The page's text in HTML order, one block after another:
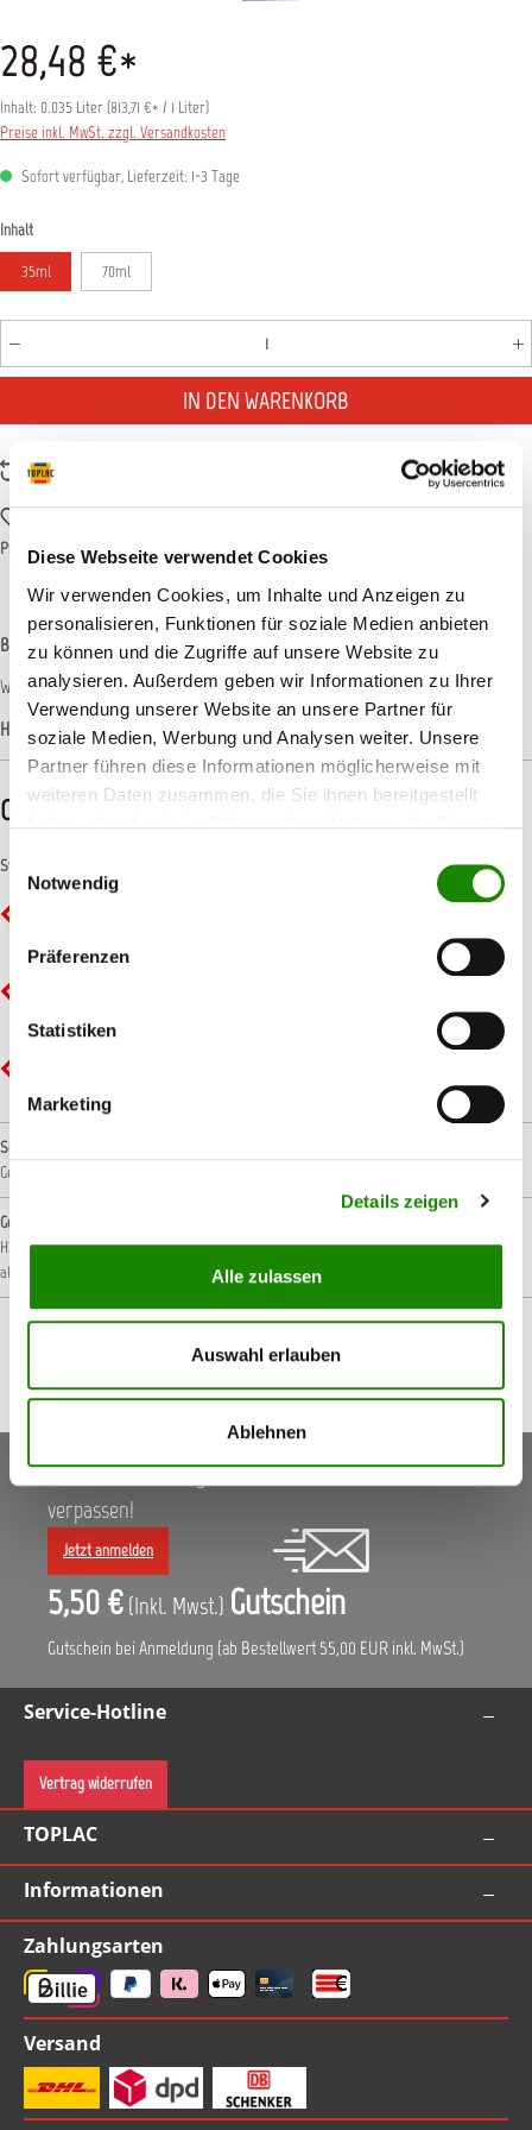
Diese Webseite verwendet Cookies
Wir verwenden Cookies, um Inhalte und Anzeigen zu
personalisieren, Funktionen für soziale Medien anbieten
zu können und die Zugriffe auf unsere Website zu
analysieren. Außerdem geben wir Informationen zu Ihrer
Verwendung unserer Website an unsere Partner für
soziale Medien, Werbung und Analysen weiter. Unsere
Partner führen diese Informationen möglicherweise mit
weiteren Daten zusammen, die Sie ihnen bereitgestellt
Einwilligungsauswahl
Notwendig
Präferenzen
Statistiken
Marketing
Details zeigen
Alle zulassen
Auswahl erlauben
Ablehnen
28,48 €*
Inhalt: 0.035 Liter (813,71 €* / 1 Liter)
Preise inkl. MwSt. zzgl. Versandkosten
Sofort verfügbar, Lieferzeit: 1-3 Tage
Inhaltauswählen
35ml 70ml
Produkt Anzahl: Gib den gewünschten Wert ein oder
IN DEN WARENKORB
Zum Vergleich hinzufügen
Produktnummer: 11ALLL123
Beschreibung
Wasserbasis Mischlack für AllorA Spot-Repair-System Mittelblau
Hersteller-Informationen
CLP-/REACH-Hinweise
Symbole
Signalwort
Gefahr!
Gefahrenhinweise
H226: Flüssigkeit und Dampf entzündbar.H315: Verursacht Hautreizungen.H317: Kann
allergische Hautreaktionen verursachen.H318: Verursacht schwere Augenschäden.
Keine Aktionen, Angebote & Informationen mehr
verpassen!
Jetzt anmelden
5,50 € (Inkl. Mwst.) Gutschein
Gutschein bei Anmeldung (ab Bestellwert 55,00 EUR inkl. MwSt.)
Service-Hotline
Vertrag widerrufen
TOPLAC
Informationen
Zahlungsarten
Versand